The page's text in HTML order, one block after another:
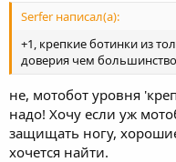
Serfer написал(а):
+1, крепкие ботинки из
доверия чем
не, мотобот уровня
надо! Хочу если уж
защищать ногу,
хочется найти.